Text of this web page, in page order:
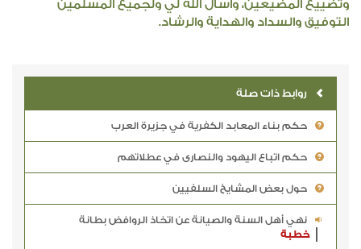
وتضييع المضيعين، وأسأل الله لي ولجميع المسلمين
التوفيق والسداد والهداية والرشاد.
روابط ذات صلة
حكم بناء المعابد الكفرية في جزيرة العرب
حكم اتباع اليهود والنصارى في عطلاتهم
حول بعض المشايخ السلفيين
نهي أهل السنة والصيانة عن اتخاذ الروافض بطانة
خطبة